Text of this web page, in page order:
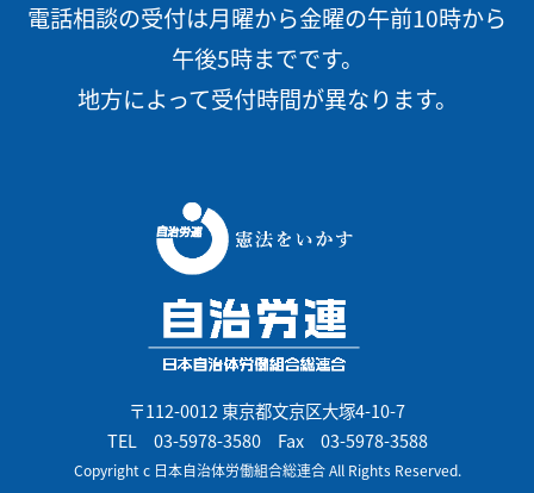
電話相談の受付は月曜から金曜の午前10時から
午後5時までです。
地方によって受付時間が異なります。
〒112-0012 東京都文京区大塚4-10-7
TEL 03-5978-3580Fax 03-5978-3588
Copyright c 日本自治体労働組合総連合 All Rights Reserved.